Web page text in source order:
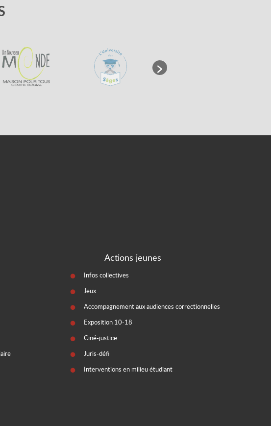
Actions jeunes
Infos collectives
Jeux
Accompagnement aux audiences correctionnelles
Exposition 10-18
Ciné-justice
Juris-défi
Interventions en milieu étudiant